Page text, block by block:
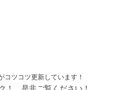
ツコツ更新しています！
！ 是非ご覧ください！